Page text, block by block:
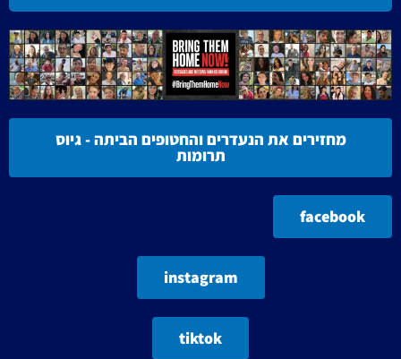
מחזירים את הנעדרים והחטופים הביתה - גיוס
תרומות
facebook
instagram
tiktok